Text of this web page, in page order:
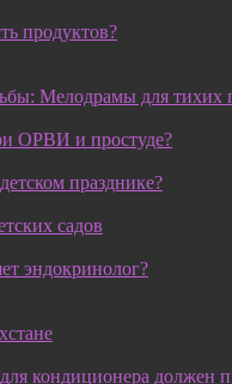
продуктов?
Мелодрамы для тихих
ОРВИ и простуде?
празднике?
садов
эндокринолог?
кондиционера должен